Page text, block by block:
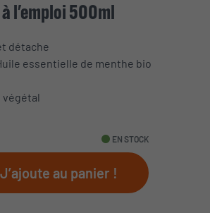
l'emploi 500ml
détache
essentielle de menthe bio
végétal
fiber_manual_record EN STOCK
J’ajoute au panier !